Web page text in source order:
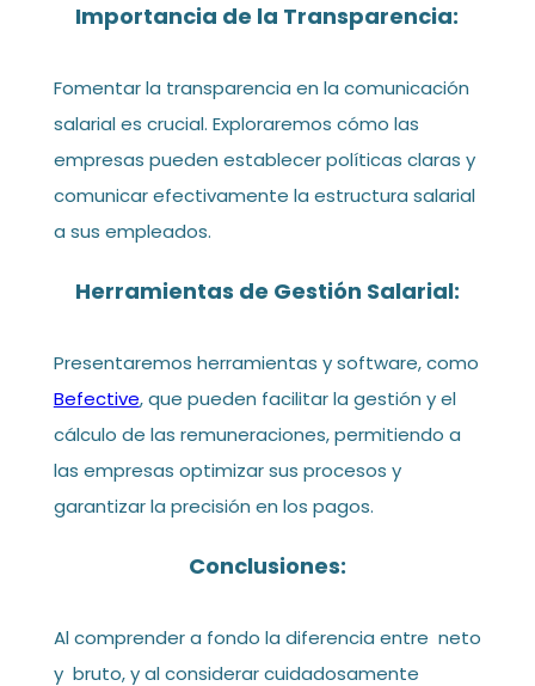
Importancia de la Transparencia:
Fomentar la transparencia en la comunicación
salarial es crucial. Exploraremos cómo las
empresas pueden establecer políticas claras y
comunicar efectivamente la estructura salarial
a sus empleados.
Herramientas de Gestión Salarial:
Presentaremos herramientas y software, como
Befective, que pueden facilitar la gestión y el
cálculo de las remuneraciones, permitiendo a
las empresas optimizar sus procesos y
garantizar la precisión en los pagos.
Conclusiones:
Al comprender a fondo la diferencia entre neto
y bruto, y al considerar cuidadosamente